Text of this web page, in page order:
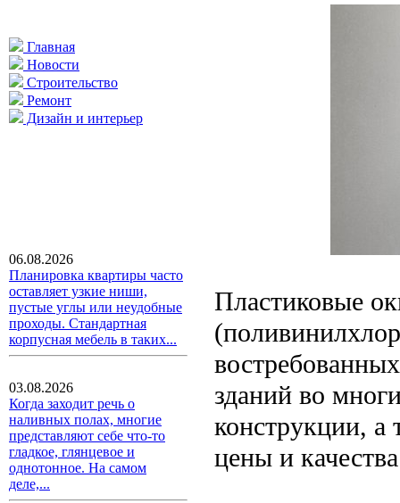
Главная
Новости
Строительство
Ремонт
Дизайн и интерьер
06.08.2026
Планировка квартиры часто
оставляет узкие ниши,
пустые углы или неудобные
проходы. Стандартная
корпусная мебель в таких...
03.08.2026
Когда заходит речь о
наливных полах, многие
представляют себе что-то
гладкое, глянцевое и
однотонное. На самом
деле,...
Пластиковые
зданий во
конструкции, а
цены и